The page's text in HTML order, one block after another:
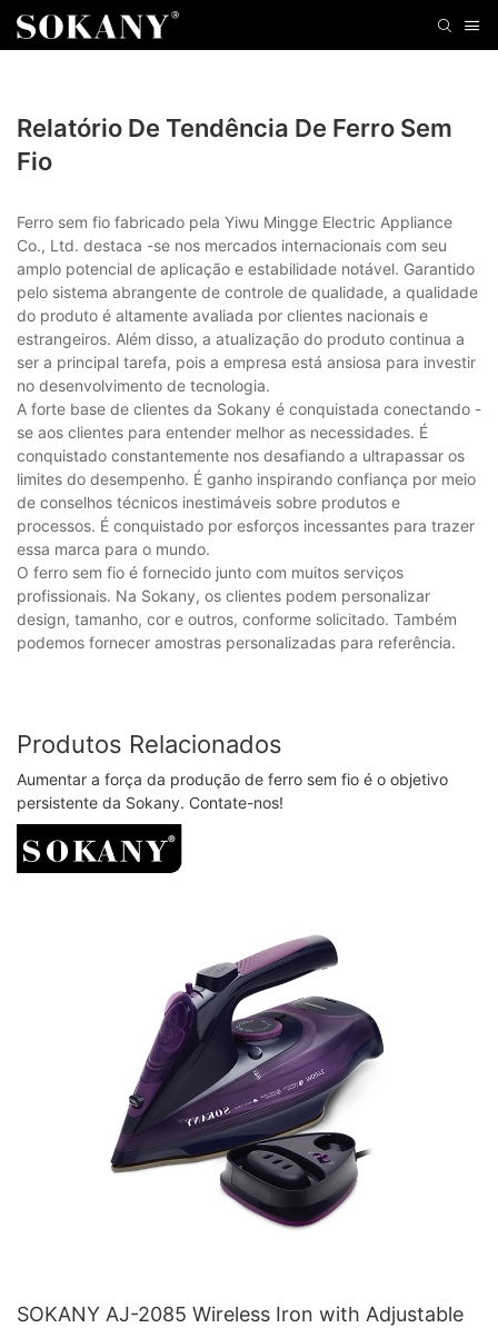
Relatório De Tendência De Ferro Sem
Fio
Ferro sem fio fabricado pela Yiwu Mingge Electric Appliance
Co., Ltd. destaca -se nos mercados internacionais com seu
amplo potencial de aplicação e estabilidade notável. Garantido
pelo sistema abrangente de controle de qualidade, a qualidade
do produto é altamente avaliada por clientes nacionais e
estrangeiros. Além disso, a atualização do produto continua a
ser a principal tarefa, pois a empresa está ansiosa para investir
no desenvolvimento de tecnologia.
A forte base de clientes da Sokany é conquistada conectando -
se aos clientes para entender melhor as necessidades. É
conquistado constantemente nos desafiando a ultrapassar os
limites do desempenho. É ganho inspirando confiança por meio
de conselhos técnicos inestimáveis ​​sobre produtos e
processos. É conquistado por esforços incessantes para trazer
essa marca para o mundo.
O ferro sem fio é fornecido junto com muitos serviços
profissionais. Na Sokany, os clientes podem personalizar
design, tamanho, cor e outros, conforme solicitado. Também
podemos fornecer amostras personalizadas para referência.
Produtos Relacionados
Aumentar a força da produção de ferro sem fio é o objetivo
persistente da Sokany. Contate-nos!
SOKANY AJ-2085 Wireless Iron with Adjustable